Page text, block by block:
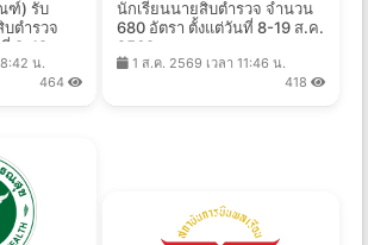
ฑ์) รับ
ตำรวจ
8-19 ส.ค.
น.
464
นักเรียนนายสิบตำรวจ จำนวน
680 อัตรา ตั้งแต่วันที่ 8-19 ส.ค.
2569
1 ส.ค. 2569 เวลา 11:46 น.
418